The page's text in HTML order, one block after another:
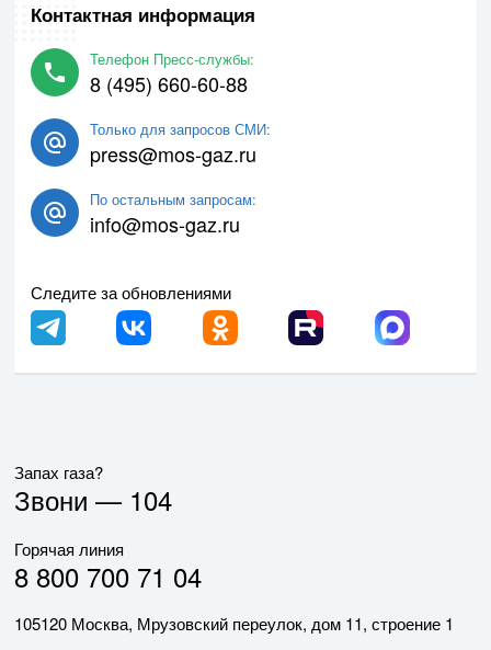
Контактная информация
Телефон Пресс-службы:
8 (495) 660-60-88
Только для запросов СМИ:
press@mos-gaz.ru
По остальным запросам:
info@mos-gaz.ru
Следите за обновлениями
Запах газа?
Звони — 104
Горячая линия
8 800 700 71 04
105120 Москва, Мрузовский переулок, дом 11, строение 1